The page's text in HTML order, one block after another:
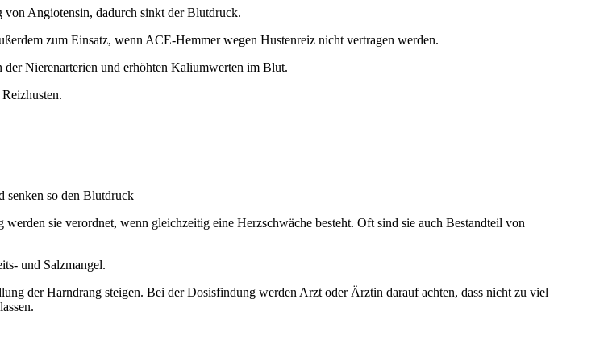
Angiotensin, dadurch sinkt der Blutdruck.
zum Einsatz, wenn ACE-Hemmer wegen Hustenreiz nicht vertragen werden.
der Nierenarterien und erhöhten Kaliumwerten im Blut.
senken so den Blutdruck
sie verordnet, wenn gleichzeitig eine Herzschwäche besteht. Oft sind sie auch Bestandteil von
und Salzmangel.
der Harndrang steigen. Bei der Dosisfindung werden Arzt oder Ärztin darauf achten, dass nicht zu viel